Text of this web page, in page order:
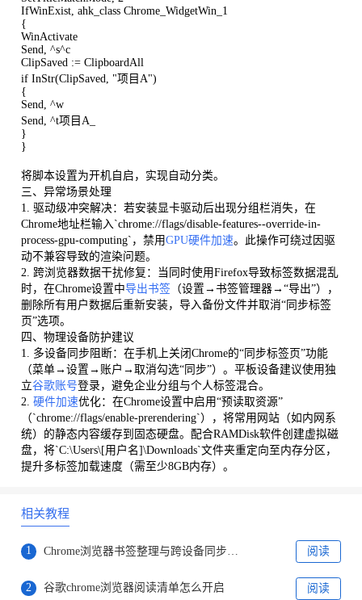
IfWinExist, ahk_class Chrome_WidgetWin_1
{
WinActivate
Send, ^s^c
ClipSaved := ClipboardAll
if InStr(ClipSaved, "项目A")
{
Send, ^w
Send, ^t项目A_
}
}
将脚本设置为开机自启，实现自动分类。
三、异常场景处理
1. 驱动级冲突解决：若安装显卡驱动后出现分组栏消失，在
Chrome地址栏输入`chrome://flags/disable-features--override-in-
process-gpu-computing`，禁用GPU硬件加速。此操作可绕过因驱
动不兼容导致的渲染问题。
2. 跨浏览器数据干扰修复：当同时使用Firefox导致标签数据混乱
时，在Chrome设置中导出书签 （设置→书签管理器→“导出”），
删除所有用户数据后重新安装，导入备份文件并取消“同步标签
页”选项。
四、物理设备防护建议
1. 多设备同步阻断：在手机上关闭Chrome的“同步标签页”功能
（菜单→设置→账户→取消勾选“同步”）。平板设备建议使用独
立谷歌账号登录，避免企业分组与个人标签混合。
2. 硬件加速优化：在Chrome设置中启用“预读取资源”
（`chrome://flags/enable-prerendering`），将常用网站（如内网系
统）的静态内容缓存到固态硬盘。配合RAMDisk软件创建虚拟磁
盘，将`C:\Users\[用户名]\Downloads`文件夹重定向至内存分区，
提升多标签加载速度（需至少8GB内存）。
相关教程
1 阅读
2 谷歌chrome浏览器阅读清单怎么开启 阅读